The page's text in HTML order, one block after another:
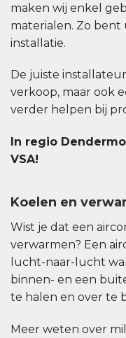
maken wij enkel
materialen. Zo bent
installatie.
De juiste
verkoop, maar ook
verder helpen bij
In regio
VSA!
Koelen en
Wist je dat een
verwarmen? Een
lucht-naar-lucht
binnen- en een
te halen en over te
Meer weten over